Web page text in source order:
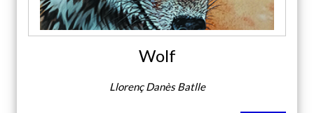
Wolf
Llorenç Danès Batlle